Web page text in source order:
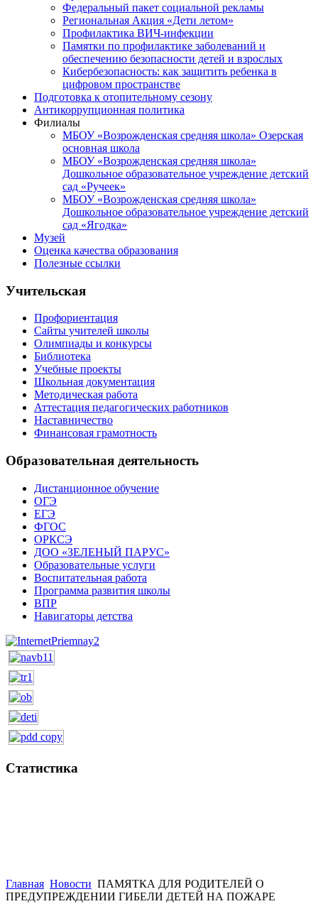
Федеральный пакет социальной рекламы
Региональная Акция «Дети летом»
Профилактика ВИЧ-инфекции
Памятки по профилактике заболеваний и
обеспечению безопасности детей и взрослых
Кибербезопасность: как защитить ребенка в
цифровом пространстве
Подготовка к отопительному сезону
Антикоррупционная политика
Филиалы
МБОУ «Возрожденская средняя школа» Озерская
основная школа
МБОУ «Возрожденская средняя школа»
Дошкольное образовательное учреждение детский
сад «Ручеек»
МБОУ «Возрожденская средняя школа»
Дошкольное образовательное учреждение детский
сад «Ягодка»
Музей
Оценка качества образования
Полезные ссылки
Учительская
Профориентация
Сайты учителей школы
Олимпиады и конкурсы
Библиотека
Учебные проекты
Школьная документация
Методическая работа
Аттестация педагогических работников
Наставничество
Финансовая грамотность
Образовательная деятельность
Дистанционное обучение
ОГЭ
ЕГЭ
ФГОС
ОРКСЭ
ДОО «ЗЕЛЕНЫЙ ПАРУС»
Образовательные услуги
Воспитательная работа
Программа развития школы
ВПР
Навигаторы детства
Статистика
Главная Новости ПАМЯТКА ДЛЯ РОДИТЕЛЕЙ О
ПРЕДУПРЕЖДЕНИИ ГИБЕЛИ ДЕТЕЙ НА ПОЖАРЕ